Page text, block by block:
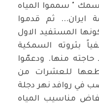
" سمموا المياه
ايران... ثم قدموا
المستفيد الاول
بثروته السمكية
حاجته منها. ودعمّوا
للعشرات من
في روافد نهر دجلة
مناسيب المياه